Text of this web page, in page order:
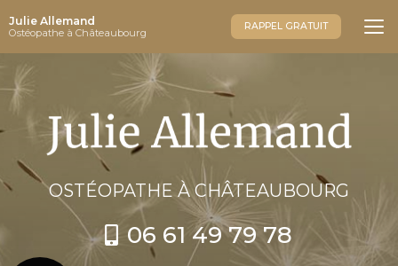
au
contenu
principal
Julie Allemand
Ostéopathe à Châteaubourg RAPPEL GRATUIT
OSTÉOPATHEÀ CHÂTEAUBOURG
06 61 49 79 78